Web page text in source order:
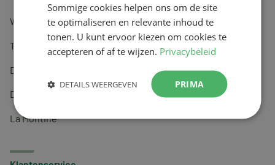
Wapiti
Tai-Ginseng
Dermagíq
Draisma
La Montine
Sommige cookies helpen ons om de site
te optimaliseren en relevante inhoud te
tonen. U kunt ervoor kiezen om cookies te
accepteren of af te wijzen. Privacybeleid
PRIMA
DETAILS WEERGEVEN